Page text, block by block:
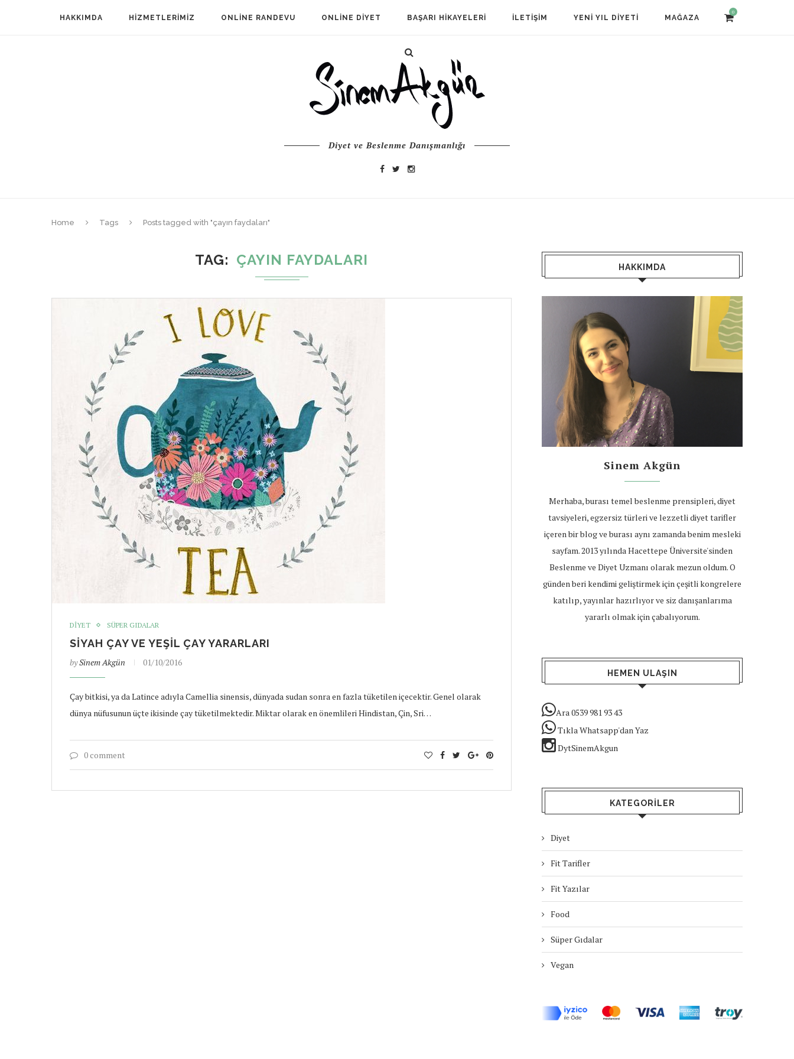
HAKKIMDA HIZMETLERIMIZ ONLINE RANDEVU ONLINE DIYET BAŞARI HIKAYELERI İLETIŞIM YENI YIL DIYETI MAĞAZA
0
Diyet ve Beslenme Danışmanlığı
Home Tags Posts tagged with "çayın faydaları"
TAG ÇAYIN FAYDALARI
DIYET SÜPER GIDALAR
SIYAH ÇAY VE YEŞIL ÇAY YARARLARI
bySinem Akgün 01/10/2016
Çay bitkisi, ya da Latince adıyla Camellia sinensis, dünyada sudan sonra en fazla tüketilen içecektir. Genel olarak
dünya nüfusunun üçte ikisinde çay tüketilmektedir. Miktar olarak en önemlileri Hindistan, Çin, Sri…
0 comment
HAKKIMDA
Sinem Akgün
Merhaba, burası temel beslenme prensipleri, diyet
tavsiyeleri, egzersiz türleri ve lezzetli diyet tarifler
içeren bir blog ve burası aynı zamanda benim mesleki
sayfam. 2013 yılında Hacettepe Üniversite'sinden
Beslenme ve Diyet Uzmanı olarak mezun oldum. O
günden beri kendimi geliştirmek için çeşitli kongrelere
katılıp, yayınlar hazırlıyor ve siz danışanlarıma
yararlı olmak için çabalıyorum.
HEMEN ULAŞIN
Ara 0539 981 93 43
Tıkla Whatsapp'dan Yaz
DytSinemAkgun
KATEGORILER
Diyet
Fit Tarifler
Fit Yazılar
Food
Süper Gıdalar
Vegan